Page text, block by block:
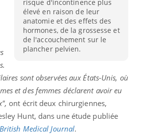
risque d'incontinence plus
élevé en raison de leur
anatomie et des effets des
hormones, de la grossesse et
de l'accouchement sur le
plancher pelvien.
sont observées aux États-Unis, où
et des femmes déclarent avoir eu
ont écrit deux chirurgiennes,
Hunt, dans une étude publiée
Medical Journal.